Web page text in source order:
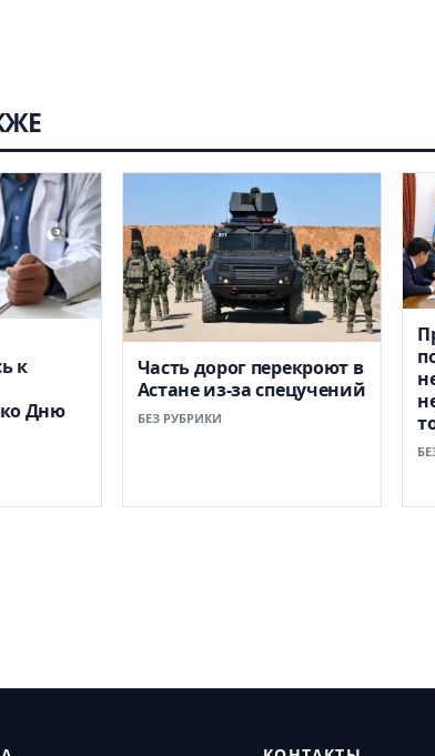
к
Дню
Часть дорог перекроют в
Астане из-за спецучений
БЕЗ РУБРИКИ